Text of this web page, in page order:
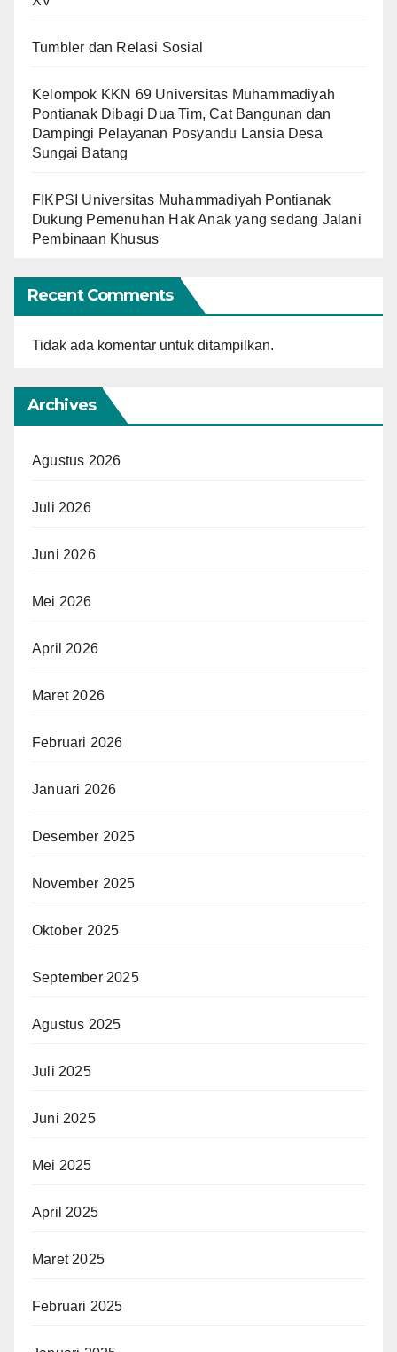
Tumbler dan Relasi Sosial
Kelompok KKN 69 Universitas Muhammadiyah
Pontianak Dibagi Dua Tim, Cat Bangunan dan
Dampingi Pelayanan Posyandu Lansia Desa
Sungai Batang
FIKPSI Universitas Muhammadiyah Pontianak
Dukung Pemenuhan Hak Anak yang sedang Jalani
Pembinaan Khusus
Recent Comments
Tidak ada komentar untuk ditampilkan.
Archives
Agustus 2026
Juli 2026
Juni 2026
Mei 2026
April 2026
Maret 2026
Februari 2026
Januari 2026
Desember 2025
November 2025
Oktober 2025
September 2025
Agustus 2025
Juli 2025
Juni 2025
Mei 2025
April 2025
Maret 2025
Februari 2025